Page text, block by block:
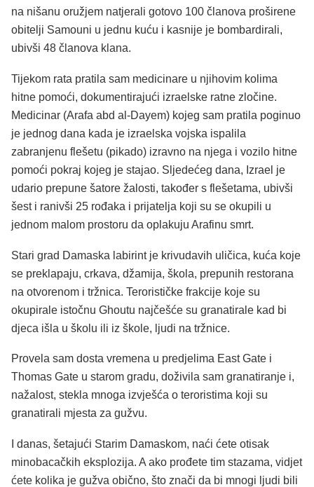
na nišanu oružjem natjerali gotovo 100 članova proširene
obitelji Samouni u jednu kuću i kasnije je bombardirali,
ubivši 48 članova klana.
Tijekom rata pratila sam medicinare u njihovim kolima
hitne pomoći, dokumentirajući izraelske ratne zločine.
Medicinar (Arafa abd al-Dayem) kojeg sam pratila poginuo
je jednog dana kada je izraelska vojska ispalila
zabranjenu flešetu (pikado) izravno na njega i vozilo hitne
pomoći pokraj kojeg je stajao. Sljedećeg dana, Izrael je
udario prepune šatore žalosti, također s flešetama, ubivši
šest i ranivši 25 rođaka i prijatelja koji su se okupili u
jednom malom prostoru da oplakuju Arafinu smrt.
Stari grad Damaska ​​labirint je krivudavih uličica, kuća koje
se preklapaju, crkava, džamija, škola, prepunih restorana
na otvorenom i tržnica. Terorističke frakcije koje su
okupirale istočnu Ghoutu najčešće su granatirale kad bi
djeca išla u školu ili iz škole, ljudi na tržnice.
Provela sam dosta vremena u predjelima East Gate i
Thomas Gate u starom gradu, doživila sam granatiranje i,
nažalost, stekla mnoga izvješća o teroristima koji su
granatirali mjesta za gužvu.
I danas, šetajući Starim Damaskom, naći ćete otisak
minobacačkih eksplozija. A ako prođete tim stazama, vidjet
ćete kolika je gužva obično, što znači da bi mnogi ljudi bili